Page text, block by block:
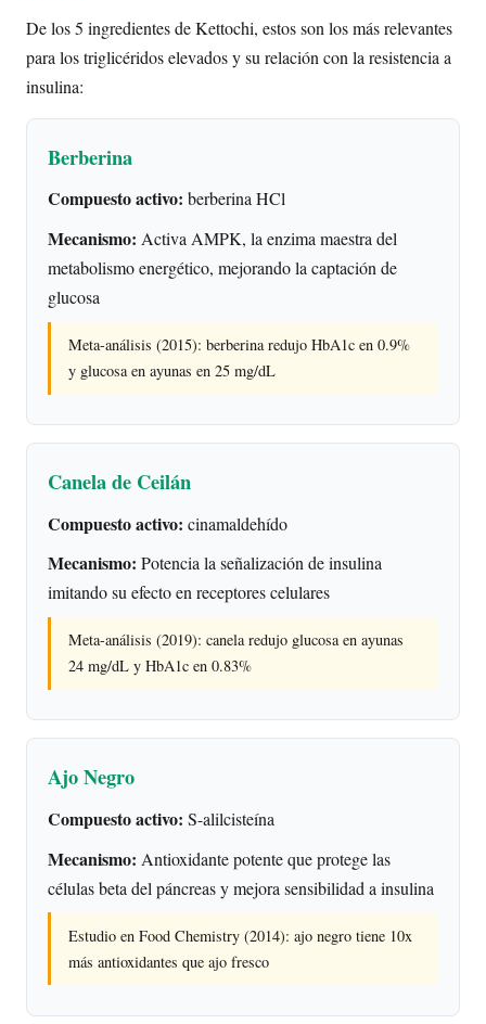
De los 5 ingredientes de Kettochi, estos son los más relevantes
para los triglicéridos elevados y su relación con la resistencia a
insulina:
Berberina
Compuesto activo: berberina HCl
Mecanismo: Activa AMPK, la enzima maestra del
metabolismo energético, mejorando la captación de
glucosa
Meta-análisis (2015): berberina redujo HbA1c en 0.9%
y glucosa en ayunas en 25 mg/dL
Canela de Ceilán
Compuesto activo: cinamaldehído
Mecanismo: Potencia la señalización de insulina
imitando su efecto en receptores celulares
Meta-análisis (2019): canela redujo glucosa en ayunas
24 mg/dL y HbA1c en 0.83%
Ajo Negro
Compuesto activo: S-alilcisteína
Mecanismo: Antioxidante potente que protege las
células beta del páncreas y mejora sensibilidad a insulina
Estudio en Food Chemistry (2014): ajo negro tiene 10x
más antioxidantes que ajo fresco